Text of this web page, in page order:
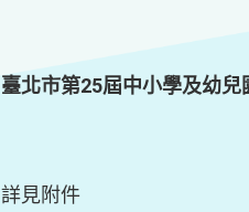
臺北市第25屆中小學及幼
詳見附件